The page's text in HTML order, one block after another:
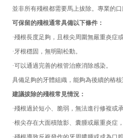
並非所有殘根都需要馬上拔除。專業的口
可保留的殘根通常具備以下條件：
·殘根長度足夠，且根尖周圍無嚴重炎症或
·牙根穩固，無明顯松動。
·可以通過完善的根管治療消除感染。
具備足夠的牙體組織，能夠為後續的樁核
建議拔除的殘根常見情況：
·殘根過於短小、脆弱，無法進行修複或承
·根尖存在大面積陰影、囊腫或嚴重炎症，